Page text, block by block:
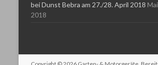
bei Dunst Bebra am 27./28. April 2018
2018